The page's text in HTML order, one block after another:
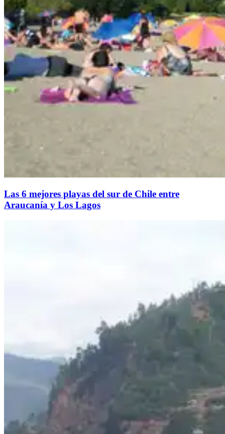
Las 6 mejores playas del sur de Chile entre
Araucanía y Los Lagos